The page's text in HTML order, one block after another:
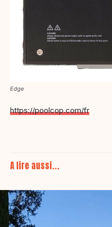
Edge
https://poolcop.com/fr
A lire aussi...